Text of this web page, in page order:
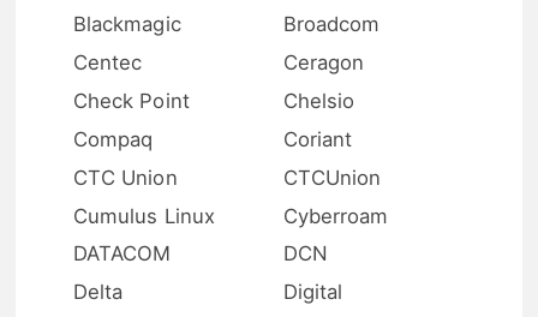
Blackmagic
Broadcom
Centec
Ceragon
Check Point
Chelsio
Compaq
Coriant
CTC Union
CTCUnion
Cumulus Linux
Cyberroam
DATACOM
DCN
Delta
Digital